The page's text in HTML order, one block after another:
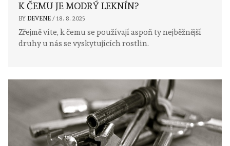
K ČEMU JE MODRÝ LEKNÍN?
BY DEVENE / 18. 8. 2025
Zřejmě víte, k čemu se používají aspoň ty nejběžnější
druhy u nás se vyskytujících rostlin.